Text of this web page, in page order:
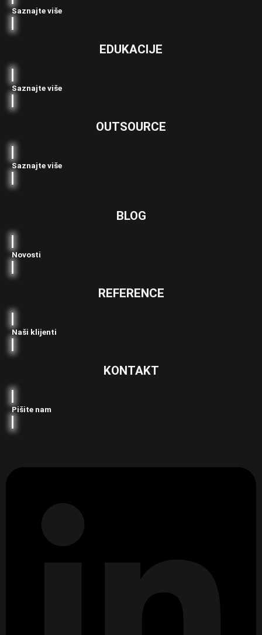
Saznajte više
EDUKACIJE
Saznajte više
OUTSOURCE
Saznajte više
BLOG
Novosti
REFERENCE
Naši klijenti
KONTAKT
Pišite nam